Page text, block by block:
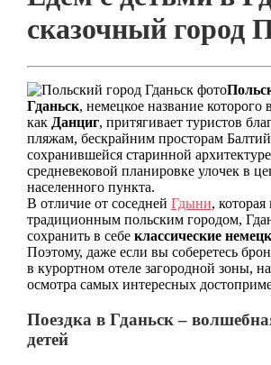
сказочный город
Гданьск, немецкое название которого
как Данциг, притягивает туристов
пляжам, бескрайним просторам
сохранившейся старинной
средневековой планировке улочек в
населенного пункта.
В отличие от соседней Гдыни,
традиционным польским городом,
сохранить в себе классические
Поэтому, даже если вы соберетесь
в курортном отеле загородной зоны,
осмотра самых интересных
Поездка в Гданьск –
детей